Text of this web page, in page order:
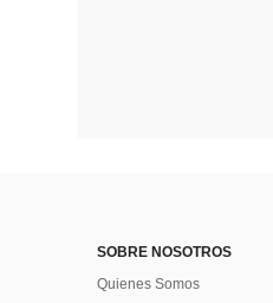
SOBRE NOSOTROS
Quienes Somos